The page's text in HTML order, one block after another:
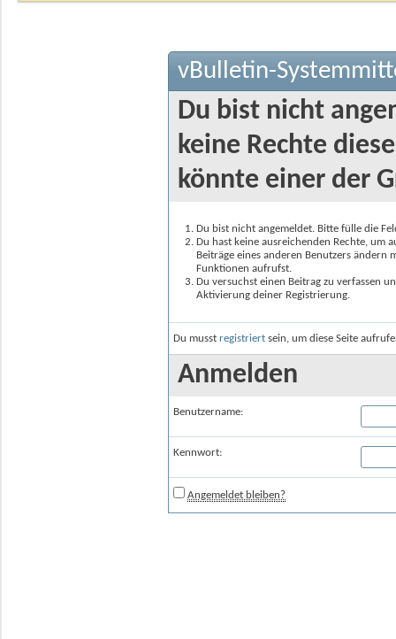
vBulletin-
Du bist nicht
keine Rechte
könnte einer der
Du bist nicht angemeldet. Bitte fülle die
Du hast keine ausreichenden Rechte, um
Beiträge eines anderen Benutzers
Funktionen aufrufst.
Du versuchst einen Beitrag zu verfassen
Aktivierung deiner Registrierung.
Du musst registriert sein, um diese Seite
Anmelden
Benutzername:
Kennwort:
Angemeldet bleiben?